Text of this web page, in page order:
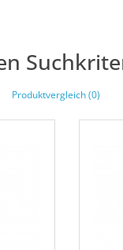
Produktvergleich (0)